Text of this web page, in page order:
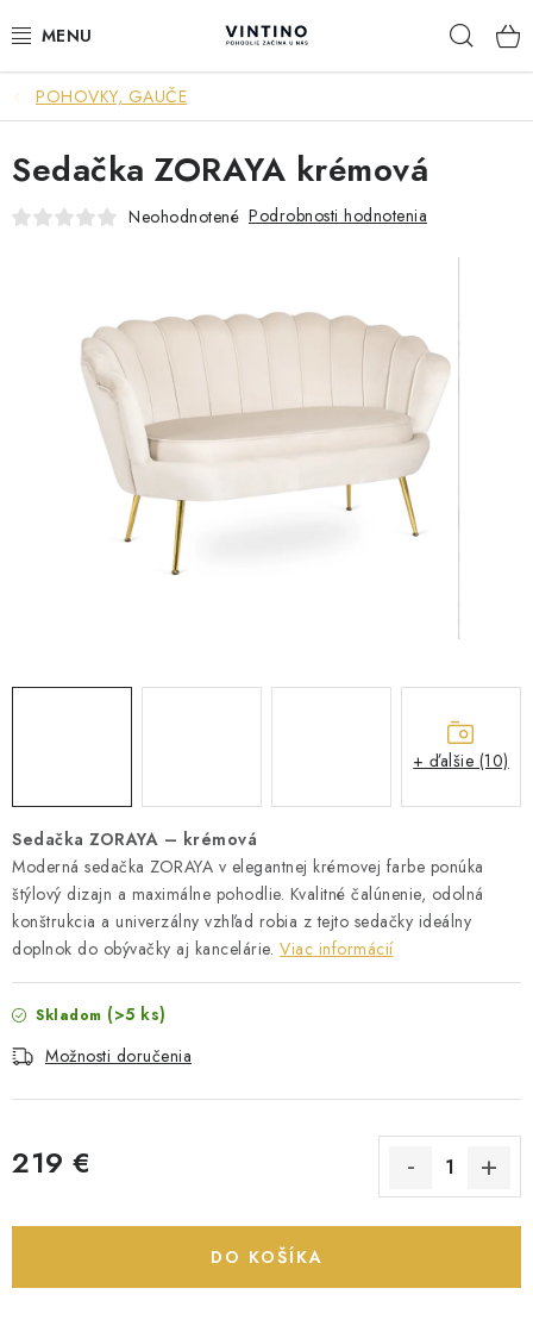
na
NÁBYTOK
VÝPREDAJ
ZÁVESNÉ HOJDACIE KRESLÁ
JEDÁLENSKÉ STOLY
JEDÁLENSKÉ STOLIČKY
ZÁHRADNÝ NÁBYTOK
SKRIŇA NA TOPANKY
FAQ - NAJČASTEJŠIE OTÁZKY
Kontakty
POHOVKY, GAUČE
Sedačka ZORAYA – krémová
Moderná sedačka ZORAYA v elegantnej krémovej farbe ponúka
štýlový dizajn a maximálne pohodlie. Kvalitné čalúnenie, odolná
konštrukcia a univerzálny vzhľad robia z tejto sedačky ideálny
doplnok do obývačky aj kancelárie. Viac informácií
Skladom (>5 ks)
Možnosti doručenia
219 €
DO KOŠÍKA
Sedačka ZORAYA krémová
Neohodnotené Podrobnosti hodnotenia
+ ďalšie (10)